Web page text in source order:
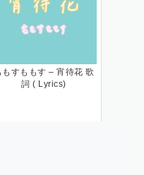
もすももす – 宵待花 歌
詞 ( Lyrics)